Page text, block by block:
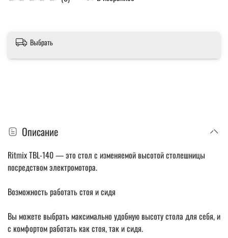
Выбрать
Описание
Ritmix TBL-140 — это стол с изменяемой высотой столешницы
посредством электромотора.
Возможность работать стоя и сидя
Вы можете выбрать максимально удобную высоту стола для себя, и
с комфортом работать как стоя, так и сидя.